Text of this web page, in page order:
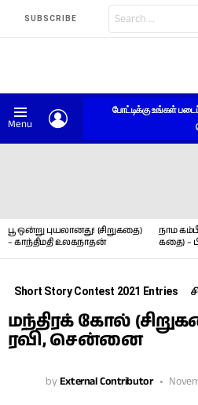
SUBSCRIBE
for:
Menu
போட்டிக்கு உங்கள்
பூ ஒன்று புயலானது! (சிறுகதை)
– காந்திமதி உலகநாதன்
நாம
கதை) –
Short Story Contest 2021 Entries
மந்திரக் கோல்
ரவி, சென்னை
byExternal Contributor